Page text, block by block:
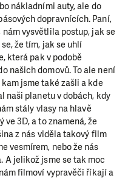
nákladními auty, ale do
dopravnících. Paní,
vysvětlila postup, jak se
že tím, jak se uhlí
která pak v podobě
našich domovů. To ale není
jsme také zašli a kde
naši planetu v dobách, kdy
stály vlasy na hlavě
3D, a to znamená, že
z nás viděla takový film
vesmírem, nebo že nás
A jelikož jsme se tak moc
filmoví vypravěči říkají a